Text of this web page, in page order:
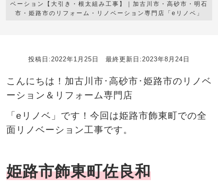
ベーション【大引き・根太組み工事】｜加古川市・高砂市・明石
市・姫路市のリフォーム・リノベーション専門店「eリノベ」
投稿日:2022年1月25日 最終更新日:2023年8月24日
こんにちは！加古川市･高砂市･姫路市のリノベ
ーション＆リフォーム専門店
「eリノベ」です！今回は姫路市飾東町での全
面リノベーション工事です。
姫路市飾東町佐良和